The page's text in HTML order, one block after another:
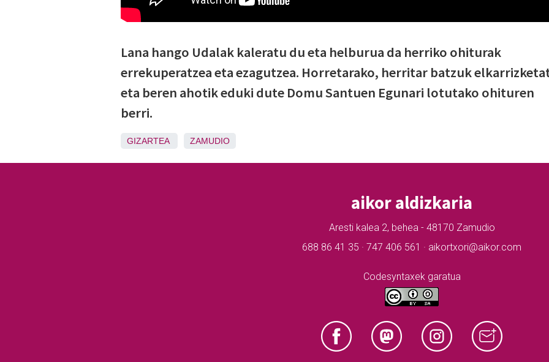
Lana hango Udalak kaleratu du eta helburua da herriko ohiturak
errekuperatzea eta ezagutzea. Horretarako, herritar batzuk
eta beren ahotik eduki dute Domu Santuen Egunari lotutako ohituren
berri.
GIZARTEA ZAMUDIO
aikor aldizkaria
Aresti kalea 2, behea - 48170 Zamudio
688 86 41 35 · 747 406 561 · aikortxori@aikor.com
Codesyntaxek garatua